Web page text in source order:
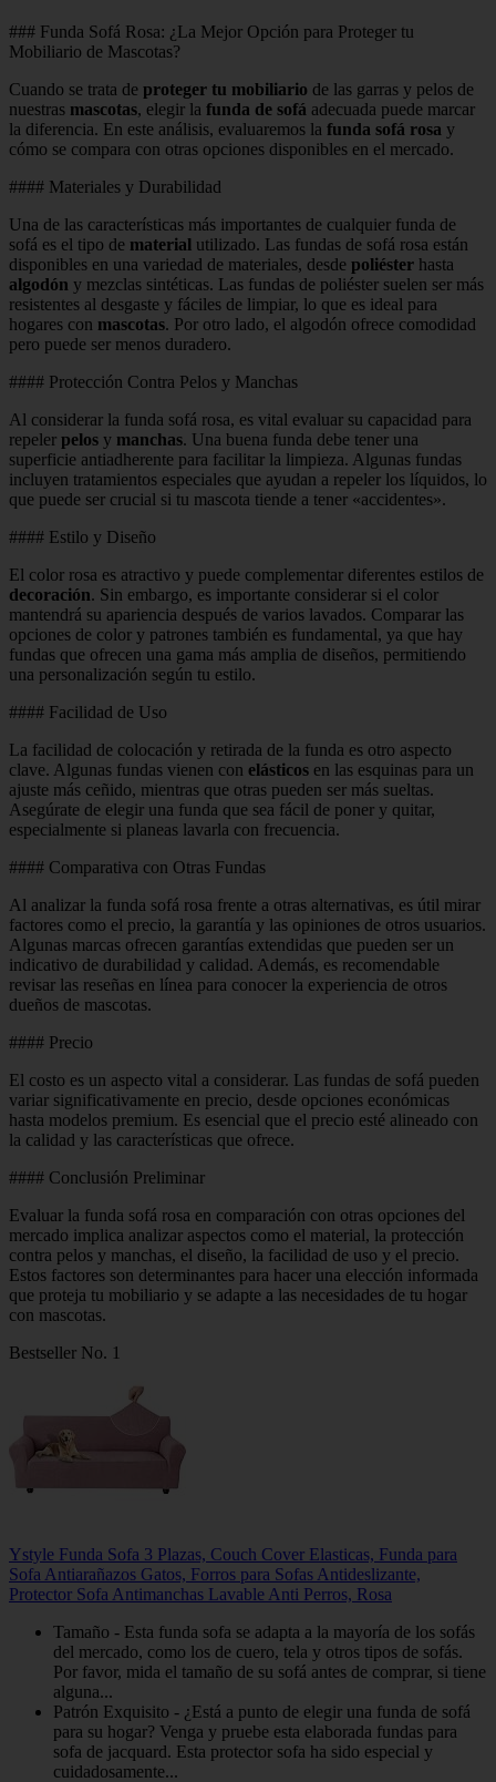
### Funda Sofá Rosa: ¿La Mejor Opción para Proteger tu
Mobiliario de Mascotas?
Cuando se trata de proteger tu mobiliario de las garras y pelos de
nuestras mascotas, elegir la funda de sofá adecuada puede marcar
la diferencia. En este análisis, evaluaremos la funda sofá rosa y
cómo se compara con otras opciones disponibles en el mercado.
#### Materiales y Durabilidad
Una de las características más importantes de cualquier funda de
sofá es el tipo de material utilizado. Las fundas de sofá rosa están
disponibles en una variedad de materiales, desde poliéster hasta
algodón y mezclas sintéticas. Las fundas de poliéster suelen ser más
resistentes al desgaste y fáciles de limpiar, lo que es ideal para
hogares con mascotas. Por otro lado, el algodón ofrece comodidad
pero puede ser menos duradero.
#### Protección Contra Pelos y Manchas
Al considerar la funda sofá rosa, es vital evaluar su capacidad para
repeler pelos y manchas. Una buena funda debe tener una
superficie antiadherente para facilitar la limpieza. Algunas fundas
incluyen tratamientos especiales que ayudan a repeler los líquidos, lo
que puede ser crucial si tu mascota tiende a tener «accidentes».
#### Estilo y Diseño
El color rosa es atractivo y puede complementar diferentes estilos de
decoración. Sin embargo, es importante considerar si el color
mantendrá su apariencia después de varios lavados. Comparar las
opciones de color y patrones también es fundamental, ya que hay
fundas que ofrecen una gama más amplia de diseños, permitiendo
una personalización según tu estilo.
#### Facilidad de Uso
La facilidad de colocación y retirada de la funda es otro aspecto
clave. Algunas fundas vienen con elásticos en las esquinas para un
ajuste más ceñido, mientras que otras pueden ser más sueltas.
Asegúrate de elegir una funda que sea fácil de poner y quitar,
especialmente si planeas lavarla con frecuencia.
#### Comparativa con Otras Fundas
Al analizar la funda sofá rosa frente a otras alternativas, es útil mirar
factores como el precio, la garantía y las opiniones de otros usuarios.
Algunas marcas ofrecen garantías extendidas que pueden ser un
indicativo de durabilidad y calidad. Además, es recomendable
revisar las reseñas en línea para conocer la experiencia de otros
dueños de mascotas.
#### Precio
El costo es un aspecto vital a considerar. Las fundas de sofá pueden
variar significativamente en precio, desde opciones económicas
hasta modelos premium. Es esencial que el precio esté alineado con
la calidad y las características que ofrece.
#### Conclusión Preliminar
Evaluar la funda sofá rosa en comparación con otras opciones del
mercado implica analizar aspectos como el material, la protección
contra pelos y manchas, el diseño, la facilidad de uso y el precio.
Estos factores son determinantes para hacer una elección informada
que proteja tu mobiliario y se adapte a las necesidades de tu hogar
con mascotas.
Bestseller No. 1
Ystyle Funda Sofa 3 Plazas, Couch Cover Elasticas, Funda para
Sofa Antiarañazos Gatos, Forros para Sofas Antideslizante,
Protector Sofa Antimanchas Lavable Anti Perros, Rosa
Tamaño - Esta funda sofa se adapta a la mayoría de los sofás
del mercado, como los de cuero, tela y otros tipos de sofás.
Por favor, mida el tamaño de su sofá antes de comprar, si tiene
alguna...
Patrón Exquisito - ¿Está a punto de elegir una funda de sofá
para su hogar? Venga y pruebe esta elaborada fundas para
sofa de jacquard. Esta protector sofa ha sido especial y
cuidadosamente...